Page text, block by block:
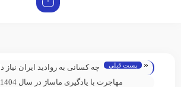
« پست قبلی
چه کسانی به روادید ایران نیاز
مهاجرت با یادگیری ماساژ در سال 1404